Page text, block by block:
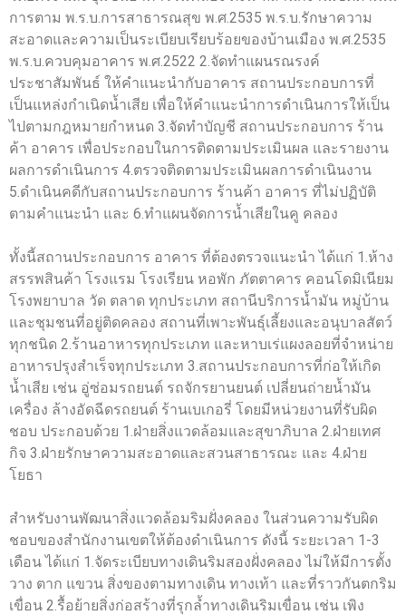
การตาม พ.ร.บ.การสาธารณสุข พ.ศ.2535 พ.ร.บ.รักษาความ
สะอาดและความเป็นระเบียบเรียบร้อยของบ้านเมือง พ.ศ.2535
พ.ร.บ.ควบคุมอาคาร พ.ศ.2522 2.จัดทำแผนรณรงค์
ประชาสัมพันธ์ ให้คำแนะนำกับอาคาร สถานประกอบการที่
เป็นแหล่งกำเนิดน้ำเสีย เพื่อให้คำแนะนำการดำเนินการให้เป็น
ไปตามกฎหมายกำหนด 3.จัดทำบัญชี สถานประกอบการ ร้าน
ค้า อาคาร เพื่อประกอบในการติดตามประเมินผล และรายงาน
ผลการดำเนินการ 4.ตรวจติดตามประเมินผลการดำเนินงาน
5.ดำเนินคดีกับสถานประกอบการ ร้านค้า อาคาร ที่ไม่ปฏิบัติ
ตามคำแนะนำ และ 6.ทำแผนจัดการน้ำเสียในคู คลอง
ทั้งนี้สถานประกอบการ อาคาร ที่ต้องตรวจแนะนำ ได้แก่ 1.ห้าง
สรรพสินค้า โรงแรม โรงเรียน หอพัก ภัตตาคาร คอนโดมิเนียม
โรงพยาบาล วัด ตลาด ทุกประเภท สถานีบริการน้ำมัน หมู่บ้าน
และชุมชนที่อยู่ติดคลอง สถานที่เพาะพันธุ์เลี้ยงและอนุบาลสัตว์
ทุกชนิด 2.ร้านอาหารทุกประเภท และหาบเร่แผงลอยที่จำหน่าย
อาหารปรุงสำเร็จทุกประเภท 3.สถานประกอบการที่ก่อให้เกิด
น้ำเสีย เช่น อู่ซ่อมรถยนต์ รถจักรยานยนต์ เปลี่ยนถ่ายน้ำมัน
เครื่อง ล้างอัดฉีดรถยนต์ ร้านเบเกอรี่ โดยมีหน่วยงานที่รับผิด
ชอบ ประกอบด้วย 1.ฝ่ายสิ่งแวดล้อมและสุขาภิบาล 2.ฝ่ายเทศ
กิจ 3.ฝ่ายรักษาความสะอาดและสวนสาธารณะ และ 4.ฝ่าย
โยธา
สำหรับงานพัฒนาสิ่งแวดล้อมริมฝั่งคลอง ในส่วนความรับผิด
ชอบของสำนักงานเขตให้ต้องดำเนินการ ดังนี้ ระยะเวลา 1-3
เดือน ได้แก่ 1.จัดระเบียบทางเดินริมสองฝั่งคลอง ไม่ให้มีการตั้ง
วาง ตาก แขวน สิ่งของตามทางเดิน ทางเท้า และที่ราวกันตกริม
เขื่อน 2.รื้อย้ายสิ่งก่อสร้างที่รุกล้ำทางเดินริมเขื่อน เช่น เพิง